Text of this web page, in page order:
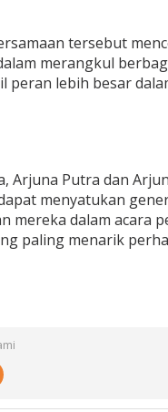
tersebut
merangkul
peran lebih besar
Arjuna Putra dan
menyatukan
mereka dalam acara
paling menarik